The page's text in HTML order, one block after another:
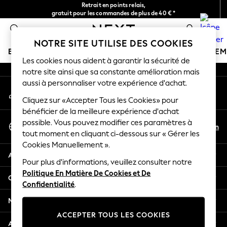
Retrait en points relais,
gratuit pour les commandes de plus de 40 € *
Livraison en 2-3 jours ouvrés*
BOUTIQUE VACANCES
HOLIDAY SHOP
Women's Holiday Shop
All Swimwear
All Beachwear
Bags & Accessories
Beach Dresses & Kaftans
Dresses
Flip Flops
Sliders
Jumpsuits & Playsuits
Linen Collection
Sandals
An error occurred on client
Nos réseaux sociaux
Mon compte
Connexion à votre compte
Sélectionnez Votre Langue
Français
En
Aide
Confidentialité et mentions légales
Ministères
Autres services
NOTRE SITE UTILISE DES COOKIES
Les cookies nous aident à garantir la sécurité de
notre site ainsi que sa constante amélioration mais
aussi à personnaliser votre expérience d'achat.
Cliquez sur «Accepter Tous les Cookies» pour
bénéficier de la meilleure expérience d'achat
possible. Vous pouvez modifier ces paramètres à
tout moment en cliquant ci-dessous sur « Gérer les
Cookies Manuellement ».
Pour plus d'informations, veuillez consulter notre
Politique En Matière De Cookies et De
Confidentialité.
ACCEPTER TOUS LES COOKIES